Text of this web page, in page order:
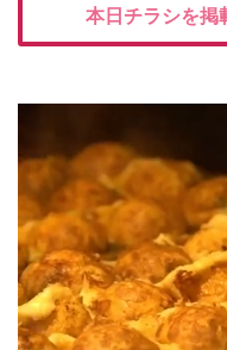
本日チラシを掲